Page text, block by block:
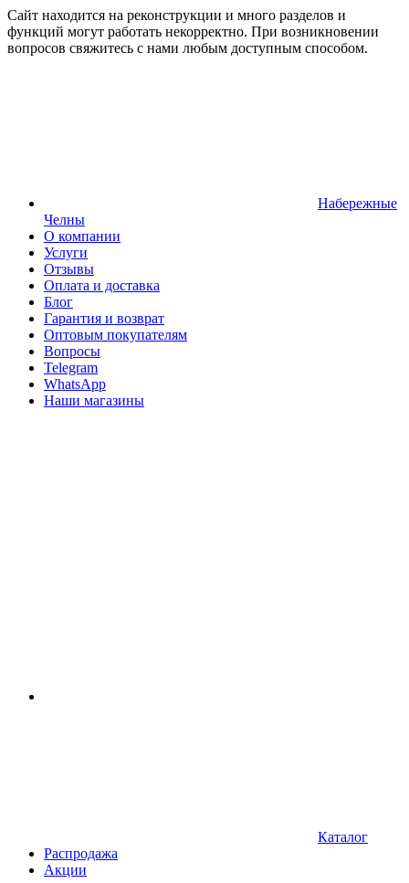
Сайт находится на реконструкции и много разделов и
функций могут работать некорректно. При возникновении
вопросов свяжитесь с нами любым доступным способом.
Набережные
Челны
О компании
Услуги
Отзывы
Оплата и доставка
Блог
Гарантия и возврат
Оптовым покупателям
Вопросы
Telegram
WhatsApp
Наши магазины
Каталог
Распродажа
Акции